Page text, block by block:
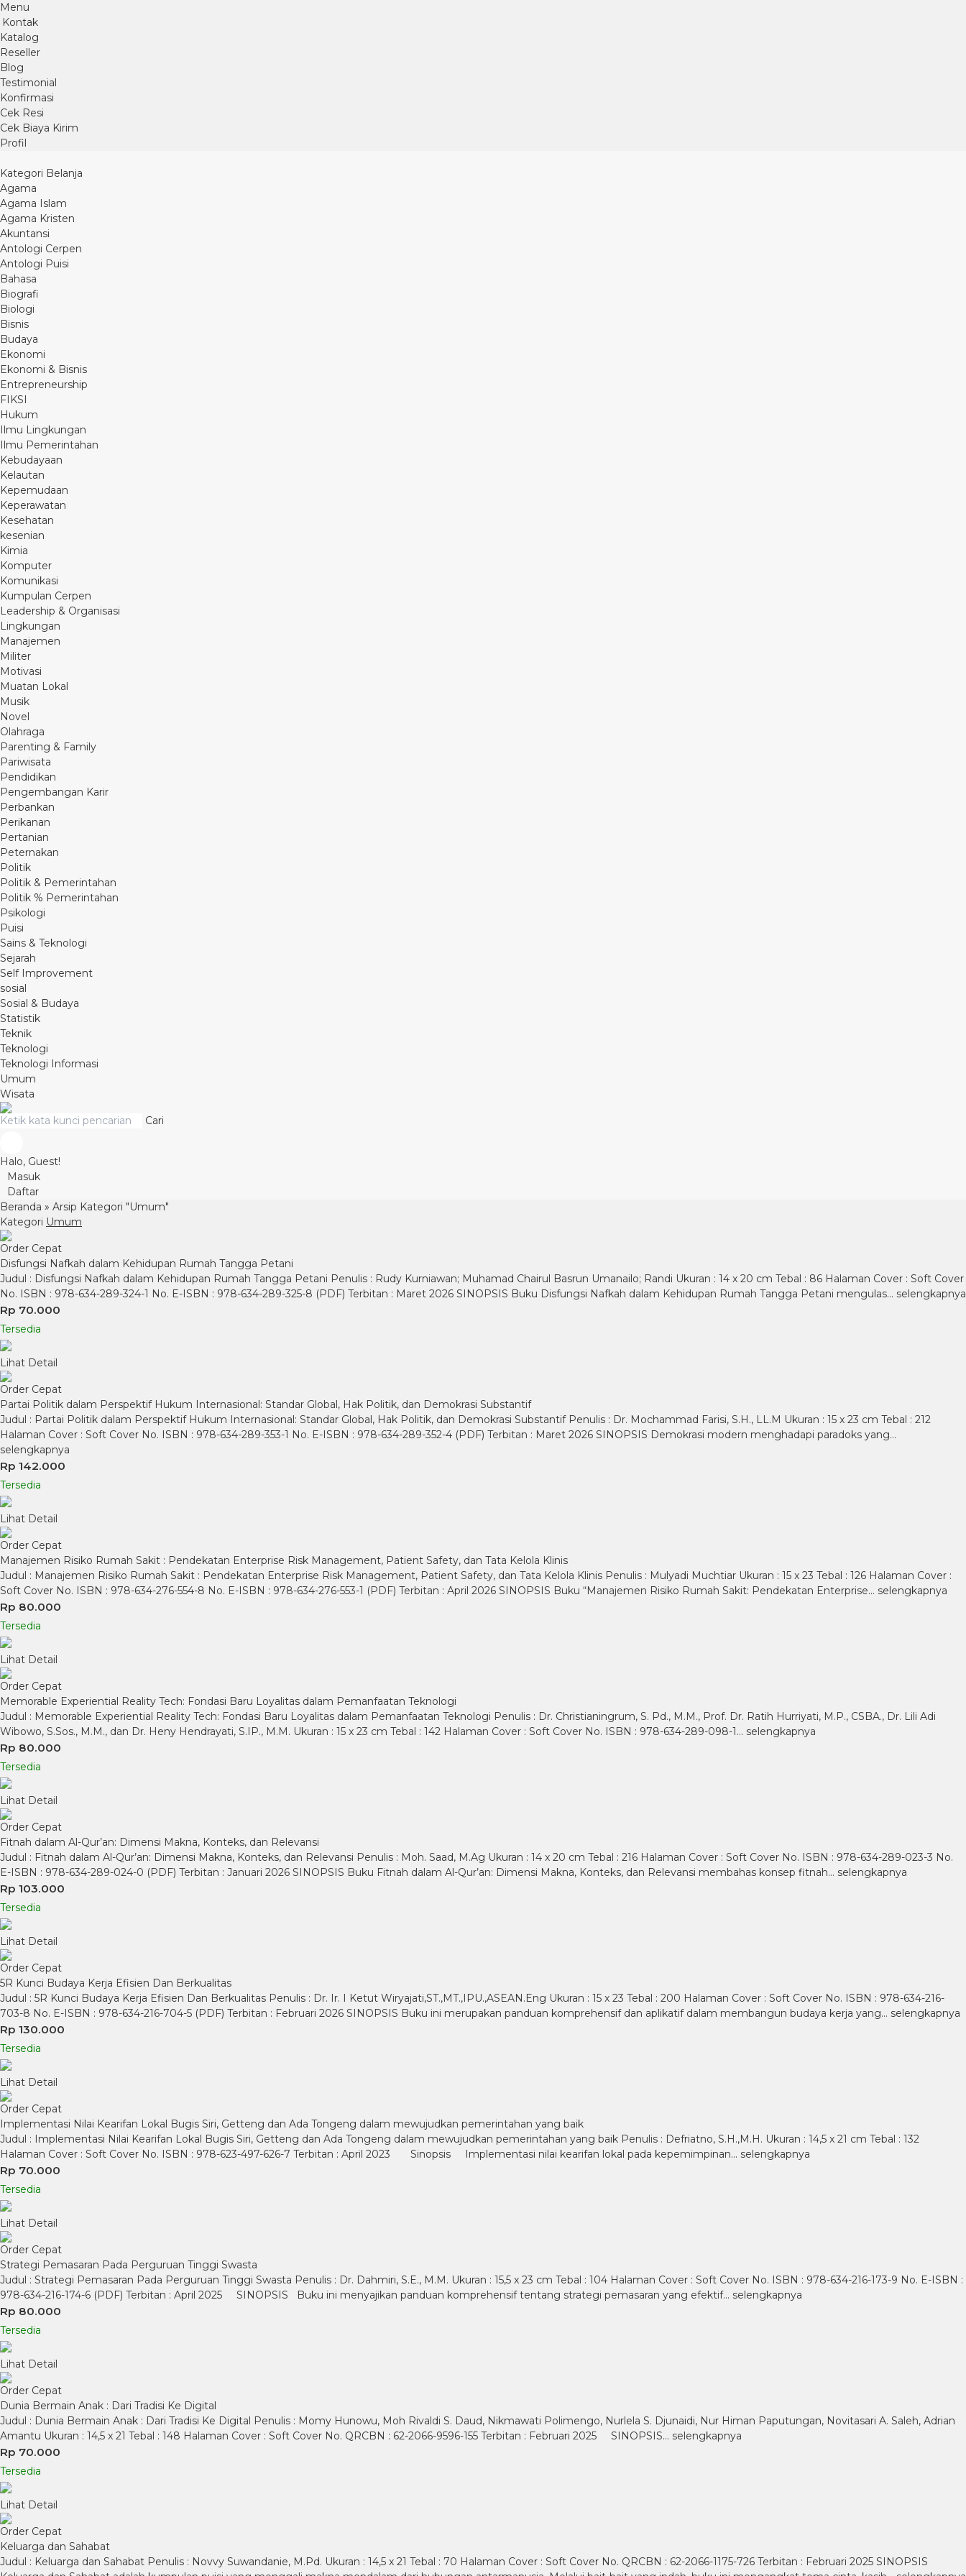
Menu
Kontak
Katalog
Reseller
Blog
Testimonial
Konfirmasi
Cek Resi
Cek Biaya Kirim
Profil
Kategori Belanja
Agama
Agama Islam
Agama Kristen
Akuntansi
Antologi Cerpen
Antologi Puisi
Bahasa
Biografi
Biologi
Bisnis
Budaya
Ekonomi
Ekonomi & Bisnis
Entrepreneurship
FIKSI
Hukum
Ilmu Lingkungan
Ilmu Pemerintahan
Kebudayaan
Kelautan
Kepemudaan
Keperawatan
Kesehatan
kesenian
Kimia
Komputer
Komunikasi
Kumpulan Cerpen
Leadership & Organisasi
Lingkungan
Manajemen
Militer
Motivasi
Muatan Lokal
Musik
Novel
Olahraga
Parenting & Family
Pariwisata
Pendidikan
Pengembangan Karir
Perbankan
Perikanan
Pertanian
Peternakan
Politik
Politik & Pemerintahan
Politik % Pemerintahan
Psikologi
Puisi
Sains & Teknologi
Sejarah
Self Improvement
sosial
Sosial & Budaya
Statistik
Teknik
Teknologi
Teknologi Informasi
Umum
Wisata
Cari
Halo, Guest!
Masuk
Daftar
Beranda » Arsip Kategori "Umum"
Kategori Umum
Order Cepat
Disfungsi Nafkah dalam Kehidupan Rumah Tangga Petani
Judul : Disfungsi Nafkah dalam Kehidupan Rumah Tangga Petani Penulis : Rudy Kurniawan; Muhamad Chairul Basrun Umanailo; Randi Ukuran : 14 x 20 cm Tebal : 86 Halaman Cover : Soft Cover
No. ISBN : 978-634-289-324-1 No. E-ISBN : 978-634-289-325-8 (PDF) Terbitan : Maret 2026 SINOPSIS Buku Disfungsi Nafkah dalam Kehidupan Rumah Tangga Petani mengulas… selengkapnya
Rp 70.000
Tersedia
Lihat Detail
Order Cepat
Partai Politik dalam Perspektif Hukum Internasional: Standar Global, Hak Politik, dan Demokrasi Substantif
Judul : Partai Politik dalam Perspektif Hukum Internasional: Standar Global, Hak Politik, dan Demokrasi Substantif Penulis : Dr. Mochammad Farisi, S.H., LL.M Ukuran : 15 x 23 cm Tebal : 212
Halaman Cover : Soft Cover No. ISBN : 978-634-289-353-1 No. E-ISBN : 978-634-289-352-4 (PDF) Terbitan : Maret 2026 SINOPSIS Demokrasi modern menghadapi paradoks yang…
selengkapnya
Rp 142.000
Tersedia
Lihat Detail
Order Cepat
Manajemen Risiko Rumah Sakit : Pendekatan Enterprise Risk Management, Patient Safety, dan Tata Kelola Klinis
Judul : Manajemen Risiko Rumah Sakit : Pendekatan Enterprise Risk Management, Patient Safety, dan Tata Kelola Klinis Penulis : Mulyadi Muchtiar Ukuran : 15 x 23 Tebal : 126 Halaman Cover :
Soft Cover No. ISBN : 978-634-276-554-8 No. E-ISBN : 978-634-276-553-1 (PDF) Terbitan : April 2026 SINOPSIS Buku “Manajemen Risiko Rumah Sakit: Pendekatan Enterprise… selengkapnya
Rp 80.000
Tersedia
Lihat Detail
Order Cepat
Memorable Experiential Reality Tech: Fondasi Baru Loyalitas dalam Pemanfaatan Teknologi
Judul : Memorable Experiential Reality Tech: Fondasi Baru Loyalitas dalam Pemanfaatan Teknologi Penulis : Dr. Christianingrum, S. Pd., M.M., Prof. Dr. Ratih Hurriyati, M.P., CSBA., Dr. Lili Adi
Wibowo, S.Sos., M.M., dan Dr. Heny Hendrayati, S.IP., M.M. Ukuran : 15 x 23 cm Tebal : 142 Halaman Cover : Soft Cover No. ISBN : 978-634-289-098-1… selengkapnya
Rp 80.000
Tersedia
Lihat Detail
Order Cepat
Fitnah dalam Al-Qur’an: Dimensi Makna, Konteks, dan Relevansi
Judul : Fitnah dalam Al-Qur’an: Dimensi Makna, Konteks, dan Relevansi Penulis : Moh. Saad, M.Ag Ukuran : 14 x 20 cm Tebal : 216 Halaman Cover : Soft Cover No. ISBN : 978-634-289-023-3 No.
E-ISBN : 978-634-289-024-0 (PDF) Terbitan : Januari 2026 SINOPSIS Buku Fitnah dalam Al-Qur’an: Dimensi Makna, Konteks, dan Relevansi membahas konsep fitnah… selengkapnya
Rp 103.000
Tersedia
Lihat Detail
Order Cepat
5R Kunci Budaya Kerja Efisien Dan Berkualitas
Judul : 5R Kunci Budaya Kerja Efisien Dan Berkualitas Penulis : Dr. Ir. I Ketut Wiryajati,ST.,MT.,IPU.,ASEAN.Eng Ukuran : 15 x 23 Tebal : 200 Halaman Cover : Soft Cover No. ISBN : 978-634-216-
703-8 No. E-ISBN : 978-634-216-704-5 (PDF) Terbitan : Februari 2026 SINOPSIS Buku ini merupakan panduan komprehensif dan aplikatif dalam membangun budaya kerja yang… selengkapnya
Rp 130.000
Tersedia
Lihat Detail
Order Cepat
Implementasi Nilai Kearifan Lokal Bugis Siri, Getteng dan Ada Tongeng dalam mewujudkan pemerintahan yang baik
Judul : Implementasi Nilai Kearifan Lokal Bugis Siri, Getteng dan Ada Tongeng dalam mewujudkan pemerintahan yang baik Penulis : Defriatno, S.H.,M.H. Ukuran : 14,5 x 21 cm Tebal : 132
Halaman Cover : Soft Cover No. ISBN : 978-623-497-626-7 Terbitan : April 2023 Sinopsis Implementasi nilai kearifan lokal pada kepemimpinan… selengkapnya
Rp 70.000
Tersedia
Lihat Detail
Order Cepat
Strategi Pemasaran Pada Perguruan Tinggi Swasta
Judul : Strategi Pemasaran Pada Perguruan Tinggi Swasta Penulis : Dr. Dahmiri, S.E., M.M. Ukuran : 15,5 x 23 cm Tebal : 104 Halaman Cover : Soft Cover No. ISBN : 978-634-216-173-9 No. E-ISBN :
978-634-216-174-6 (PDF) Terbitan : April 2025 SINOPSIS Buku ini menyajikan panduan komprehensif tentang strategi pemasaran yang efektif… selengkapnya
Rp 80.000
Tersedia
Lihat Detail
Order Cepat
Dunia Bermain Anak : Dari Tradisi Ke Digital
Judul : Dunia Bermain Anak : Dari Tradisi Ke Digital Penulis : Momy Hunowu, Moh Rivaldi S. Daud, Nikmawati Polimengo, Nurlela S. Djunaidi, Nur Himan Paputungan, Novitasari A. Saleh, Adrian
Amantu Ukuran : 14,5 x 21 Tebal : 148 Halaman Cover : Soft Cover No. QRCBN : 62-2066-9596-155 Terbitan : Februari 2025 SINOPSIS… selengkapnya
Rp 70.000
Tersedia
Lihat Detail
Order Cepat
Keluarga dan Sahabat
Judul : Keluarga dan Sahabat Penulis : Novvy Suwandanie, M.Pd. Ukuran : 14,5 x 21 Tebal : 70 Halaman Cover : Soft Cover No. QRCBN : 62-2066-1175-726 Terbitan : Februari 2025 SINOPSIS